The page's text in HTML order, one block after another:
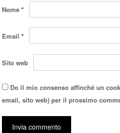
Nome*
Email*
Sito web
Do il mio consenso affinché un
email, sito web) per il prossimo